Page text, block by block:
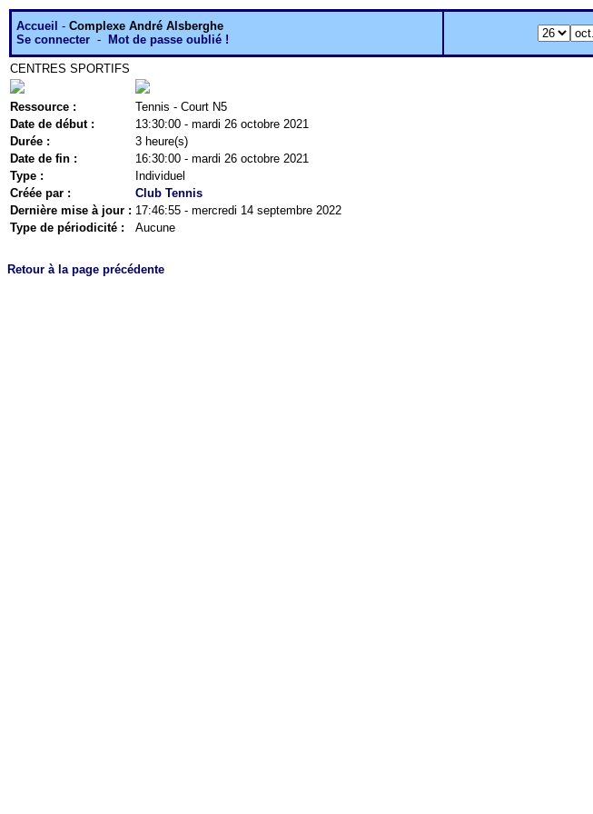
Accueil - Complexe André Alsberghe
Se connecter - Mot de passe oublié !
CENTRES SPORTIFS
Ressource :
Tennis - Court N5
Date de début :
13:30:00 - mardi 26 octobre 2021
Durée :
3 heure(s)
Date de fin :
16:30:00 - mardi 26 octobre 2021
Type :
Individuel
Créée par :
Club Tennis
Dernière mise à jour : 17:46:55 - mercredi 14 septembre 2022
Type de périodicité :
Aucune
Retour à la page précédente